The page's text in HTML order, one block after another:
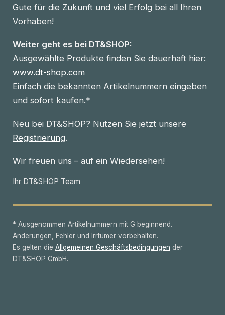
Gute für die Zukunft und viel Erfolg bei all Ihren
Vorhaben!
Weiter geht es bei DT&SHOP:
Ausgewählte Produkte finden Sie dauerhaft hier:
www.dt-shop.com
Einfach die bekannten Artikelnummern eingeben
und sofort kaufen.*
Neu bei DT&SHOP? Nutzen Sie jetzt unsere
Registrierung.
Wir freuen uns – auf ein Wiedersehen!
Ihr DT&SHOP Team
* Ausgenommen Artikelnummern mit G beginnend.
Änderungen, Fehler und Irrtümer vorbehalten.
Es gelten die Allgemeinen Geschäftsbedingungen der
DT&SHOP GmbH.